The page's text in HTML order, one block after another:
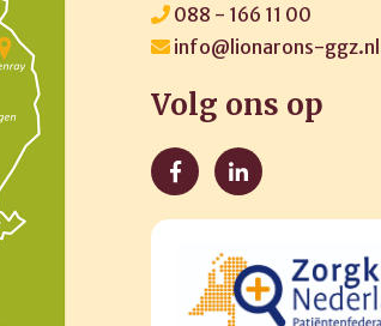
088 - 166 11 00
info@lionarons-ggz.nl
Volg ons op